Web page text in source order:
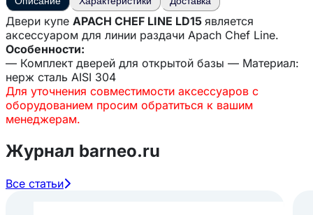
Двери купе APACH CHEF LINE LD15 является
аксессуаром для линии раздачи Apach Chef Line.
Особенности:
— Комплект дверей для открытой базы — Материал:
нерж сталь AISI 304
Для уточнения совместимости аксессуаров с
оборудованием просим обратиться к вашим
менеджерам.
Журнал barneo.ru
Все статьи